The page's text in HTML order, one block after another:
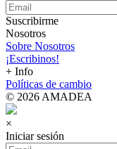
Suscribirme
Nosotros
Sobre Nosotros
¡Escribinos!
+ Info
Políticas de cambio
© 2026 AMADEA
×
Iniciar sesión